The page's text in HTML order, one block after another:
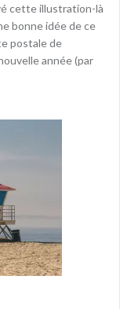
cette illustration-là
bonne idée de ce
postale de
année (par